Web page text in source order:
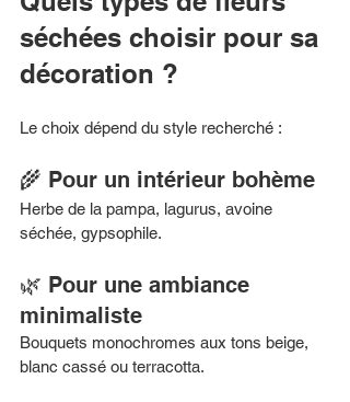
séchées choisir pour sa
décoration ?
Le choix dépend du style recherché :
🌾 Pour un intérieur bohème
Herbe de la pampa, lagurus, avoine
séchée, gypsophile.
🌿 Pour une ambiance
minimaliste
Bouquets monochromes aux tons beige,
blanc cassé ou terracotta.